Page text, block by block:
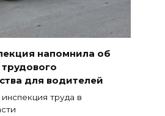
напомнила об
для водителей
труда в